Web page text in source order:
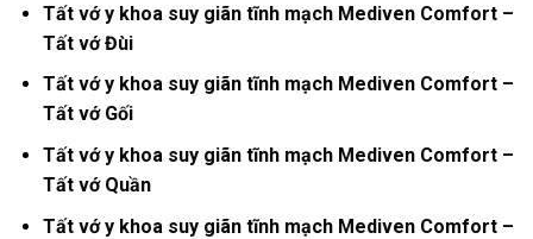
Tất vớ y khoa suy giãn tĩnh mạch Mediven Comfort –
Tất vớ Đùi
Tất vớ y khoa suy giãn tĩnh mạch Mediven Comfort –
Tất vớ Gối
Tất vớ y khoa suy giãn tĩnh mạch Mediven Comfort –
Tất vớ Quần
Tất vớ y khoa suy giãn tĩnh mạch Mediven Comfort –